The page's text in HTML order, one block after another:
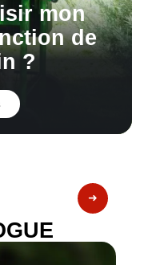
mon
de
?